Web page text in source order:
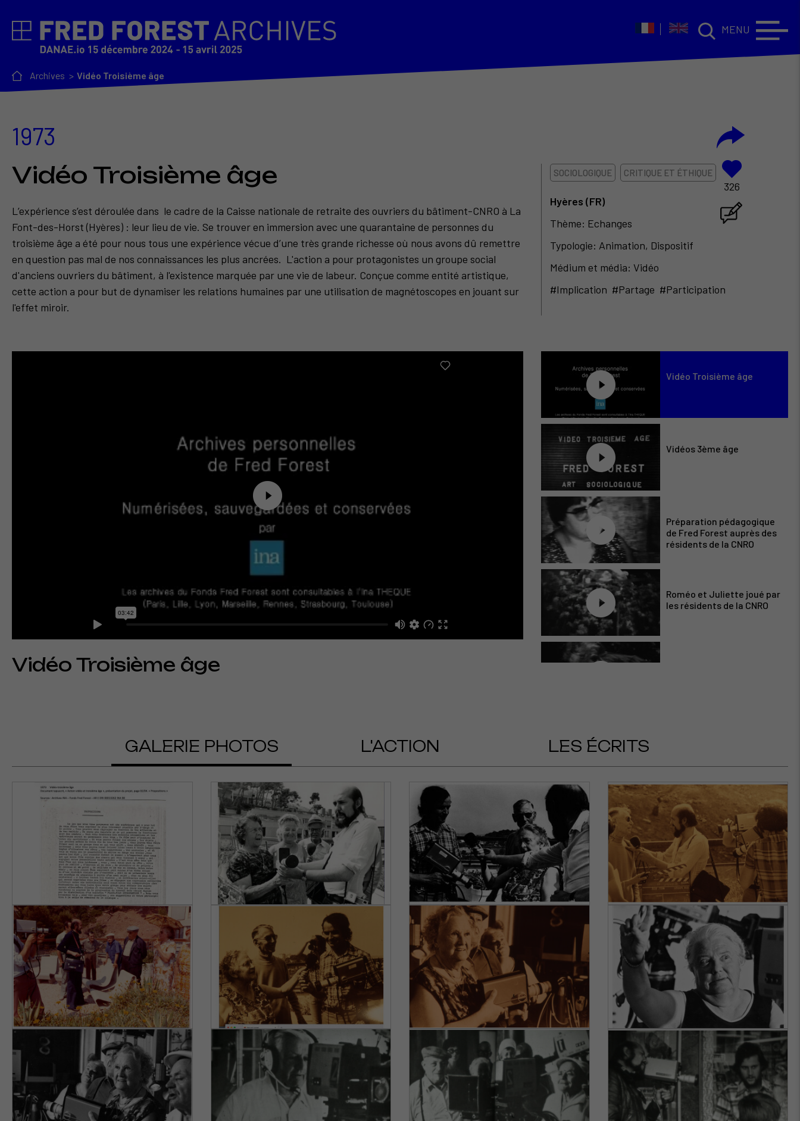
MENU
Archives Vidéo Troisième âge
326
1973
Vidéo Troisième âge
L’expérience s’est déroulée dans le cadre de la Caisse nationale de retraite des ouvriers du bâtiment-CNRO à La
Font-des-Horst (Hyères) : leur lieu de vie. Se trouver en immersion avec une quarantaine de personnes du
troisième âge a été pour nous tous une expérience vécue d’une très grande richesse où nous avons dû remettre
en question pas mal de nos connaissances les plus ancrées. L'action a pour protagonistes un groupe social
d'anciens ouvriers du bâtiment, à l'existence marquée par une vie de labeur. Conçue comme entité artistique,
cette action a pour but de dynamiser les relations humaines par une utilisation de magnétoscopes en jouant sur
l'effet miroir.
SOCIOLOGIQUE CRITIQUE ET ÉTHIQUE
Hyères (FR)
Thème: Echanges
Typologie: Animation, Dispositif
Médium et média: Vidéo
#Implication #Partage #Participation
Vidéo Troisième âge
Vidéo Troisième âge
Vidéos 3ème âge
Préparation pédagogique
de Fred Forest auprès des
résidents de la CNRO
Roméo et Juliette joué par
les résidents de la CNRO
L’interview de Mme Blangy
par Jean-Philippe Butaud,
sociologue en
gérontologie auprès de la
GALERIE PHOTOS L'ACTION LES ÉCRITS